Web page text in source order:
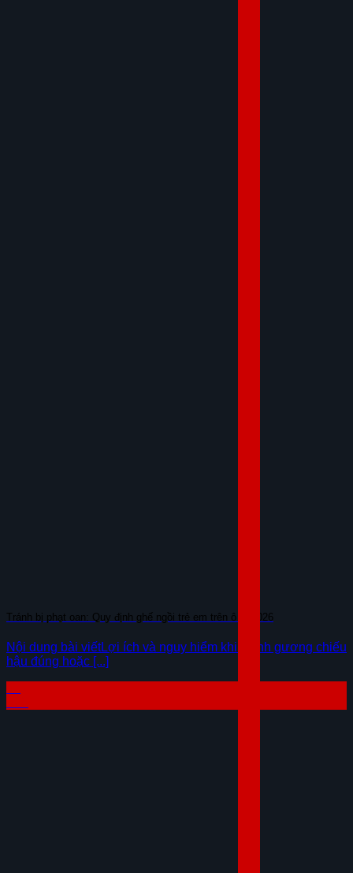
Tránh bị phạt oan: Quy định ghế ngồi trẻ em trên ô tô 2026
Nội dung bài viếtLợi ích và nguy hiểm khi chỉnh gương chiếu
hậu đúng hoặc [...]